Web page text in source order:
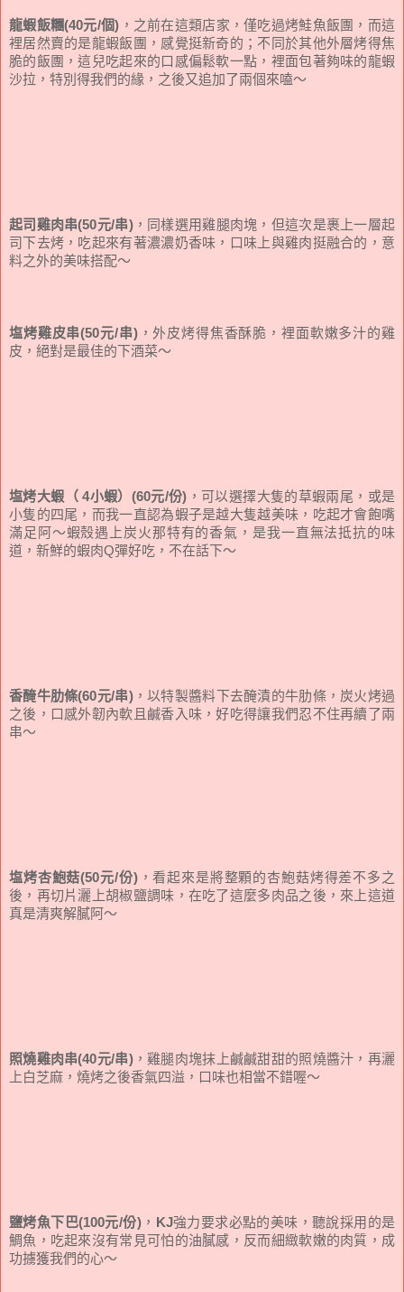
龍蝦飯糰(40元/個) ，之前在這類店家，僅吃過烤鮭魚飯團，而這
裡居然賣的是龍蝦飯團，感覺挺新奇的；不同於其他外層烤得焦
脆的飯團，這兒吃起來的口感偏鬆軟一點，裡面包著夠味的龍蝦
沙拉，特別得我們的緣，之後又追加了兩個來嗑～
起司雞肉串(50元/串)，同樣選用雞腿肉塊，但這次是裹上一層起
司下去烤，吃起來有著濃濃奶香味，口味上與雞肉挺融合的，意
料之外的美味搭配～
塩烤雞皮串(50元/串)，外皮烤得焦香酥脆，裡面軟嫩多汁的雞
皮，絕對是最佳的下酒菜～
塩烤大蝦（ 4小蝦）(60元/份) ，可以選擇大隻的草蝦兩尾，或是
小隻的四尾，而我一直認為蝦子是越大隻越美味，吃起才會飽嘴
滿足阿～蝦殼遇上炭火那特有的香氣，是我一直無法抵抗的味
道，新鮮的蝦肉Q彈好吃，不在話下～
香醃牛肋條(60元/串)，以特製醬料下去醃漬的牛肋條，炭火烤過
之後，口感外韌內軟且鹹香入味，好吃得讓我們忍不住再續了兩
串～
塩烤杏鮑菇(50元/份)，看起來是將整顆的杏鮑菇烤得差不多之
後，再切片灑上胡椒鹽調味，在吃了這麼多肉品之後，來上這道
真是清爽解膩阿～
照燒雞肉串(40元/串)，雞腿肉塊抹上鹹鹹甜甜的照燒醬汁，再灑
上白芝麻，燒烤之後香氣四溢，口味也相當不錯喔～
鹽烤魚下巴(100元/份)， KJ強力要求必點的美味，聽說採用的是
鯛魚，吃起來沒有常見可怕的油膩感，反而細緻軟嫩的肉質，成
功擄獲我們的心～